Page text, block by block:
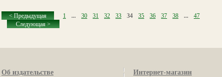
< Предыдущая 1 ... 30 31 32 33 34 35 36 37 38 ...
47
Следующая >
Об издательстве Интернет-магазин